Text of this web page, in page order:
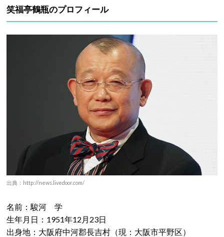
笑福亭鶴瓶のプロフィール
出典：http://news.livedoor.com/
名前：駿河 学
生年月日：1951年12月23日
出身地：大阪府中河郡長吉村（現：大阪市平野区）